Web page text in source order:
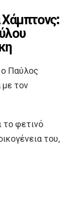
Χάμπτονς:
Παύλος
με τον
το φετινό
του,